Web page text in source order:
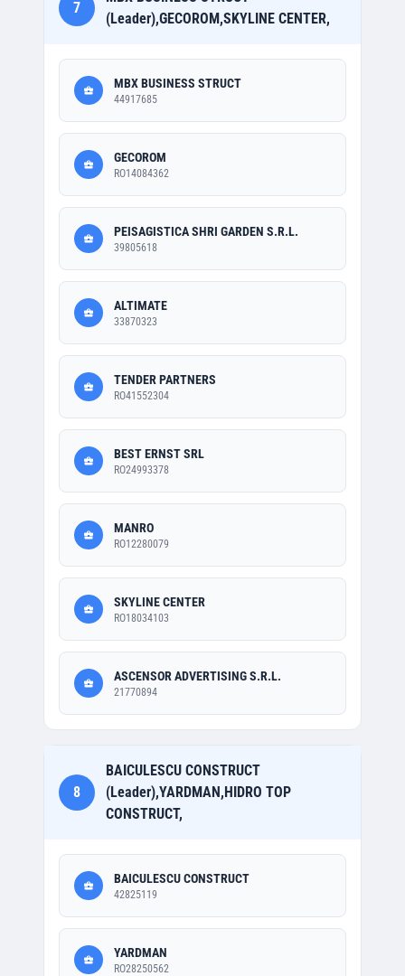
7
(Leader),GECOROM,SKYLINE CENTER,
MBX BUSINESS STRUCT
44917685
GECOROM
RO14084362
PEISAGISTICA SHRI GARDEN S.R.L.
39805618
ALTIMATE
33870323
TENDER PARTNERS
RO41552304
BEST ERNST SRL
RO24993378
MANRO
RO12280079
SKYLINE CENTER
RO18034103
ASCENSOR ADVERTISING S.R.L.
21770894
8
BAICULESCU CONSTRUCT
(Leader),YARDMAN,HIDRO TOP
CONSTRUCT,
BAICULESCU CONSTRUCT
42825119
YARDMAN
RO28250562